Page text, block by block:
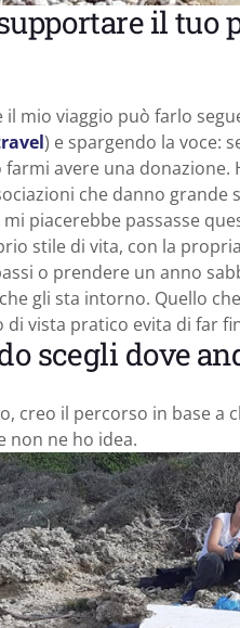
il tuo
il mio viaggio può farlo
) e spargendo la voce:
avere una
che danno
piacerebbe passasse
stile di vita, con la
o prendere un anno
gli sta intorno. Quello
di vista pratico evita di far
scegli dove
creo il percorso in base a
non ne ho idea.